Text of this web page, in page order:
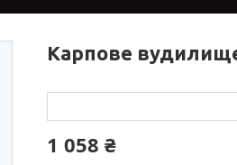
Карпове
1 058 ₴